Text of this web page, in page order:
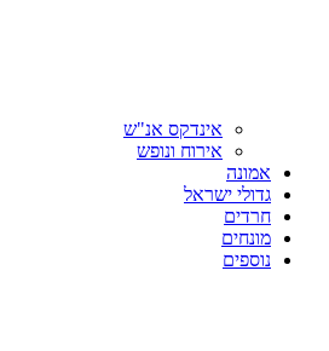
אינדקס אנ"ש
אירוח ונופש
אמונה
גדולי ישראל
חרדים
מונחים
נוספים